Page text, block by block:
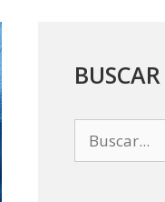
BUSCAR